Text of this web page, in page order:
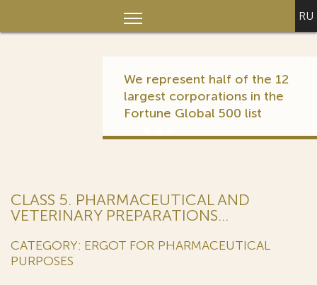
RU
We represent half of the 12
largest corporations in the
Fortune Global 500 list
CLASS 5. PHARMACEUTICAL AND
VETERINARY PREPARATIONS...
CATEGORY: ERGOT FOR PHARMACEUTICAL
PURPOSES